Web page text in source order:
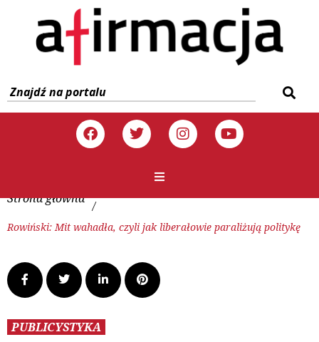
Strona główna /
Rowiński: Mit wahadła, czyli jak liberałowie paraliżują politykę
PUBLICYSTYKA